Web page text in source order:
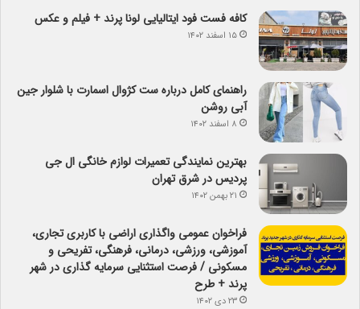
کافه فست فود ایتالیایی لونا پرند + فیلم و عکس
۱۵ اسفند ۱۴۰۲
راهنمای کامل درباره ست کژوال اسمارت با شلوار جین
آبی روشن
۸ اسفند ۱۴۰۲
بهترین نمایندگی تعمیرات لوازم خانگی ال جی
پردیس در شرق تهران
۲۱ بهمن ۱۴۰۲
فراخوان عمومی واگذاری اراضی با کاربری تجاری،
آموزشی، ورزشی، درمانی، فرهنگی، تفریحی و
مسکونی / فرصت استثنایی سرمایه گذاری در شهر
پرند + طرح
۲۳ دی ۱۴۰۲